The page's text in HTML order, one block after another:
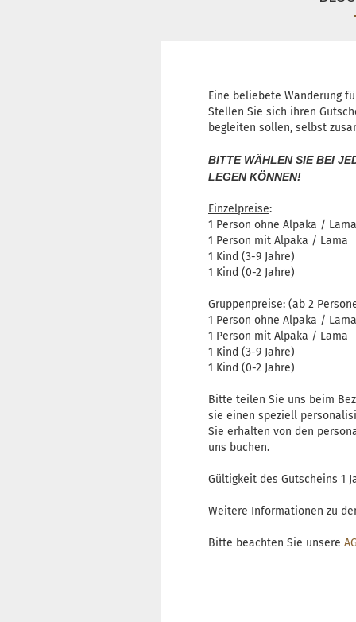
Eine beliebete Wanderung
Stellen Sie sich ihren
begleiten sollen, selbst
BITTE WÄHLEN SIE BEI
LEGEN KÖNNEN!
Einzelpreise:
1 Person ohne Alpaka /
1 Person mit Alpaka /
1 Kind (3-9 Jahre)
1 Kind (0-2 Jahre)
Gruppenpreise: (ab 2
1 Person ohne Alpaka /
1 Person mit Alpaka /
1 Kind (3-9 Jahre)
1 Kind (0-2 Jahre)
Bitte teilen Sie uns beim
sie einen speziell
Sie erhalten von den
uns buchen.
Gültigkeit des Gutscheins 1
Weitere Informationen zu
Bitte beachten Sie unsere